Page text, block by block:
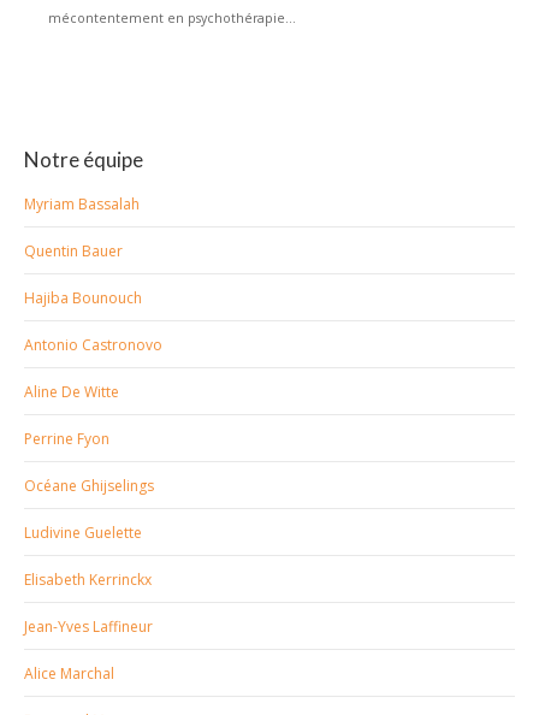
mécontentement en psychothérapie...
Notre équipe
Myriam Bassalah
Quentin Bauer
Hajiba Bounouch
Antonio Castronovo
Aline De Witte
Perrine Fyon
Océane Ghijselings
Ludivine Guelette
Elisabeth Kerrinckx
Jean-Yves Laffineur
Alice Marchal